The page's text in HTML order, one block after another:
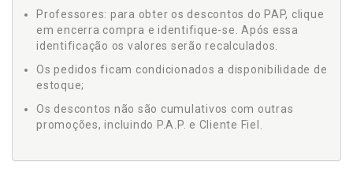
Professores: para obter os descontos do PAP, clique
em encerra compra e identifique-se. Após essa
identificação os valores serão recalculados.
Os pedidos ficam condicionados a disponibilidade de
estoque;
Os descontos não são cumulativos com outras
promoções, incluindo P.A.P. e Cliente Fiel.